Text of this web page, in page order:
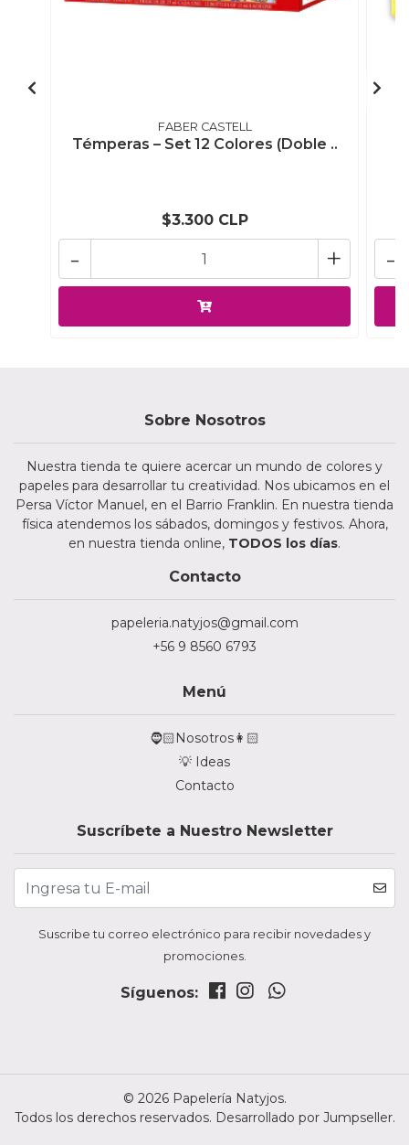
FABER CASTELL
Témperas – Set 12 Colores (Doble ..
$3.300 CLP
+
- -
Sobre Nosotros
Nuestra tienda te quiere acercar un mundo de colores y
papeles para desarrollar tu creatividad. Nos ubicamos en el
Persa Víctor Manuel, en el Barrio Franklin. En nuestra tienda
física atendemos los sábados, domingos y festivos. Ahora,
en nuestra tienda online, TODOS los días.
Contacto
papeleria.natyjos@gmail.com
+56 9 8560 6793
Menú
🧔🏻Nosotros👩🏻
💡 Ideas
Contacto
Suscríbete a Nuestro Newsletter
Suscribe tu correo electrónico para recibir novedades y
promociones.
Síguenos:
© 2026 Papelería Natyjos.
Todos los derechos reservados. Desarrollado por Jumpseller.